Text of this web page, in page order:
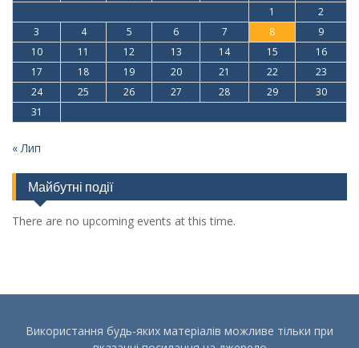
1
2
3
4 5 6 7 8
9
10
11 12 13 14 15
16
17
18 19 20 21 22
23
24
25 26 27 28 29
30
31
« Лип
Майбутні події
There are no upcoming events at this time.
Використання будь-яких матеріалів можливе тільки при